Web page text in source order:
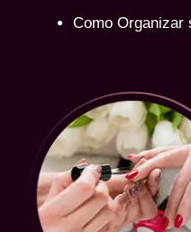
Como Organizar